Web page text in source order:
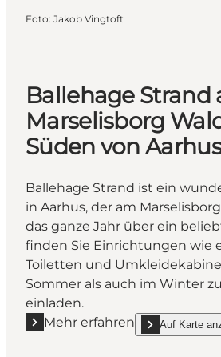
Foto: Jakob Vingtoft
Ballehage Strand
Marselisborg
Süden von Aarhus
Ballehage Strand ist ein
in Aarhus, der am
das ganze Jahr über ein
finden Sie Einrichtungen wie
Toiletten und
Sommer als auch im Winter
einladen.
Mehr erfahren
Mehr erfahren "Ballehage
Auf Karte
show